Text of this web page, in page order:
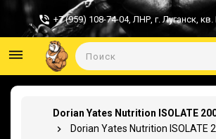
+7 (959) 108-74-04,ЛНР, г. Луганск, кв.
dehaze
Dorian Yates Nutrition ISOLATE
Dorian Yates Nutrition ISOLATE